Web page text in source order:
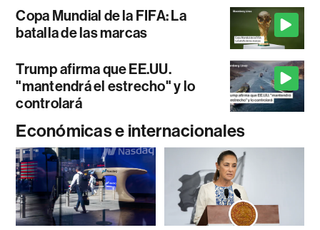
Copa Mundial de la FIFA: La
batalla de las marcas
Trump afirma que EE.UU.
"mantendrá el estrecho" y lo
controlará
Económicas e internacionales